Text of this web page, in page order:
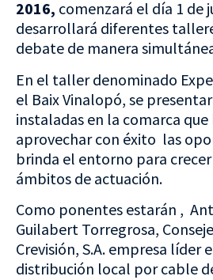
2016, comenzará el día 1 de
desarrollará diferentes
debate de manera
En el taller denominado
el Baix Vinalopó, se
instaladas en la comarca que
aprovechar con éxito las
brinda el entorno para crecer
ámbitos de actuación.
Como ponentes estarán ,
Guilabert Torregrosa,
Crevisión, S.A. empresa líder
distribución local por cable